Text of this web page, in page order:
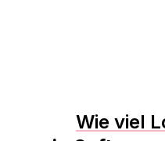
Wie viel